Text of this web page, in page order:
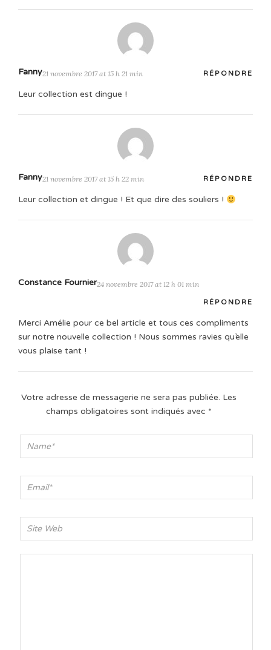
Fanny21 novembre 2017 at 15 h 21 min RÉPONDRE
Leur collection est dingue !
Fanny21 novembre 2017 at 15 h 22 min RÉPONDRE
Leur collection et dingue ! Et que dire des souliers !
Constance Fournier24 novembre 2017 at 12 h 01 min
RÉPONDRE
Merci Amélie pour ce bel article et tous ces compliments
sur notre nouvelle collection ! Nous sommes ravies qu’elle
vous plaise tant !
Votre adresse de messagerie ne sera pas publiée. Les
champs obligatoires sont indiqués avec *